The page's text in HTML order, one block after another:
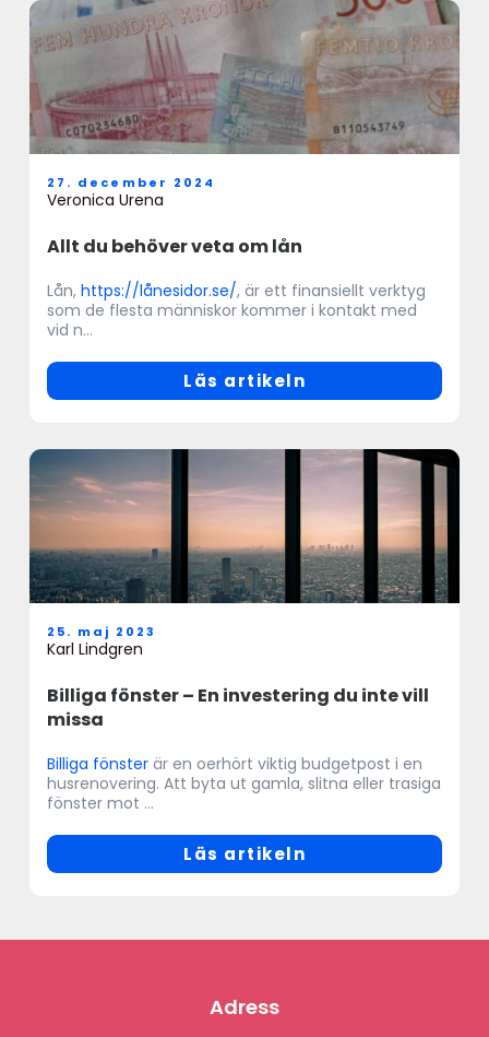
Allt du behöver veta om lån
27. december 2024
Veronica Urena
Lån, https://lånesidor.se/, är ett finansiellt verktyg
som de flesta människor kommer i kontakt med
vid n...
Läs artikeln
Billiga fönster – En investering du inte vill
missa
25. maj 2023
Karl Lindgren
Billiga fönster är en oerhört viktig budgetpost i en
husrenovering. Att byta ut gamla, slitna eller trasiga
fönster mot ...
Läs artikeln
Adress